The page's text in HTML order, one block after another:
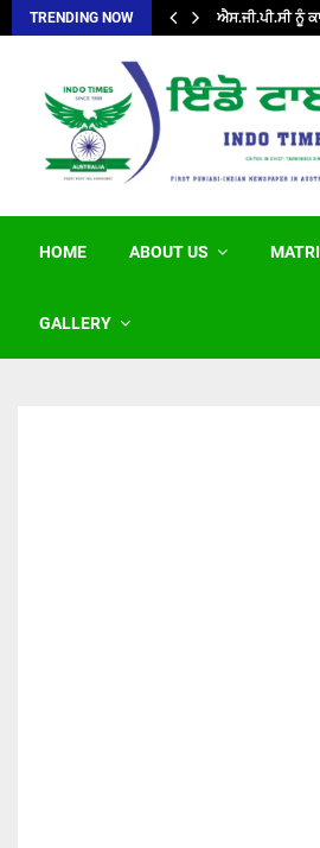
TRENDING NOW ਐਸ.ਜੀ.ਪੀ.ਸੀ ਨੂੰ
HOME ABOUT US
GALLERY